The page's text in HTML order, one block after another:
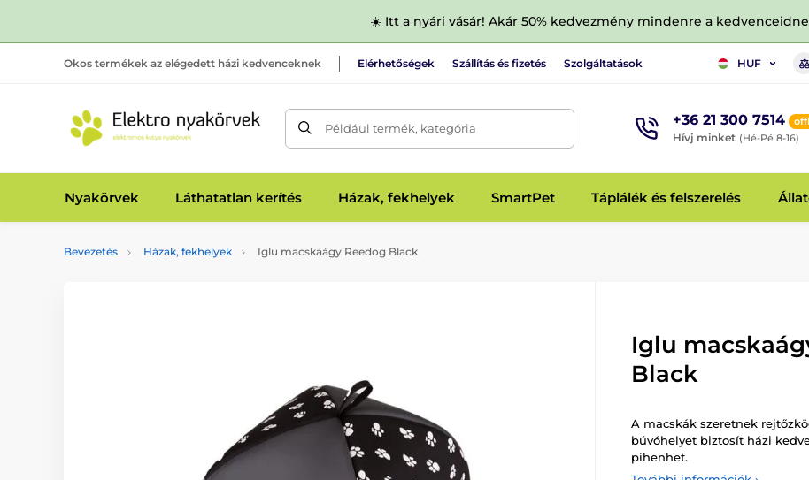
☀️ Itt a nyári vásár! Akár 50% kedvezmény mindenre a
Okos termékek az elégedett házi kedvenceknek Elérhetőségek Szállítás és fizetés Szolgáltatások HUF
Például termék, kategória +36 21 300 7514
Hívj minket (Hé-Pé 8-16)
Nyakörvek Láthatatlan kerítés Házak, fekhelyek SmartPet Táplálék és felszerelés
Bevezetés Házak, fekhelyek Iglu macskaágy Reedog Black
Iglu
Black
A macskák szeretnek
búvóhelyet biztosít házi
pihenhet.